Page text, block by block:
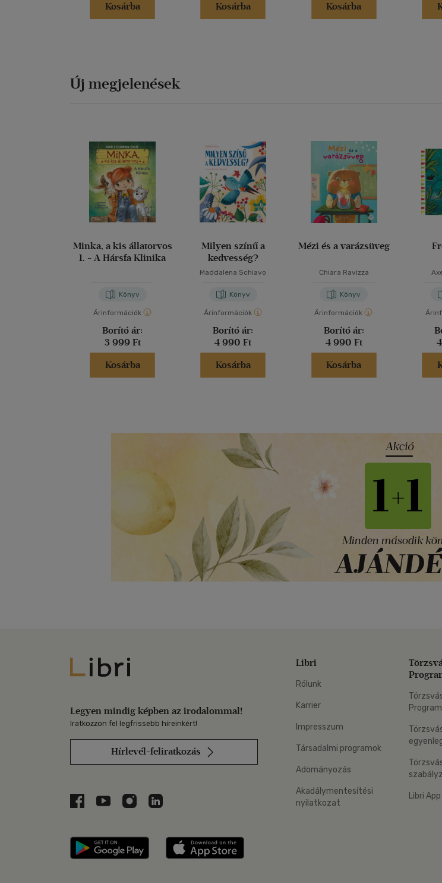
Kosárba
Kosárba
Kosárba
Új megjelenések
Minka, a kis állatorvos
1. - A Hársfa Klinika
Könyv
Árinformációk
Borító ár:
3 999 Ft
Kosárba
Milyen színű a
kedvesség?
Maddalena Schiavo
Könyv
Árinformációk
Borító ár:
4 990 Ft
Kosárba
Mézi és a varázsüveg
Chiara Ravizza
Könyv
Árinformációk
Borító ár:
4 990 Ft
Kosárba
Libri
Legyen mindig képben az irodalommal!
Iratkozzon fel legfrissebb híreinkért!
Hírlevél-feliratkozás
Libri a Facebookon
Libri a Youtube-on
Libri az Instagramon
Libri a LinkedInen
Libri applikáció Szerezd meg: Google Play
Libri
Rólunk
Karrier
Impresszum
Társadalmi programok
Adományozás
Akadálymentesítési
nyilatkozat
Libri App